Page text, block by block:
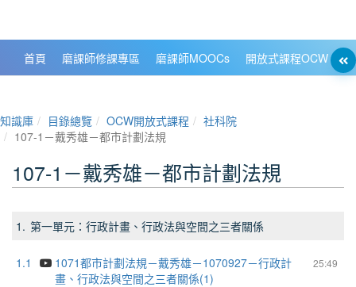
首頁 磨課師修課專區 磨課師MOOCs 開放式課程OCW
知識庫 目錄總覽 OCW開放式課程
社科院
107-1－戴秀雄－都市計劃法規
107-1－戴秀雄－都市計劃法規
1. 第一單元：行政計畫、行政法與空間之三者關係
1.1 25:49
1071都市計劃法規－戴秀雄－1070927－行政計
畫、行政法與空間之三者關係(1)